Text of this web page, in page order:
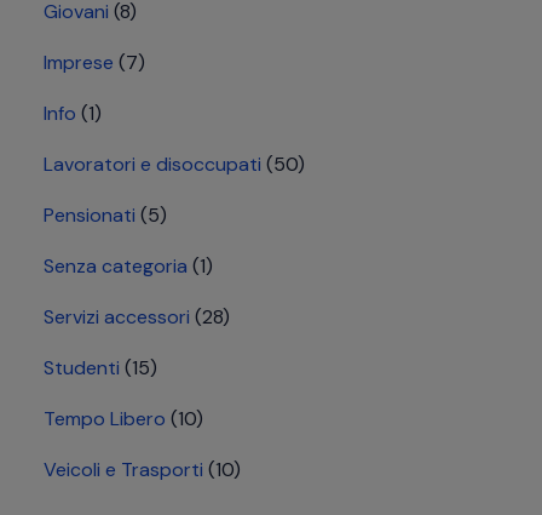
Giovani (8)
Imprese (7)
Info (1)
Lavoratori e disoccupati (50)
Pensionati (5)
Senza categoria (1)
Servizi accessori (28)
Studenti (15)
Tempo Libero (10)
Veicoli e Trasporti (10)